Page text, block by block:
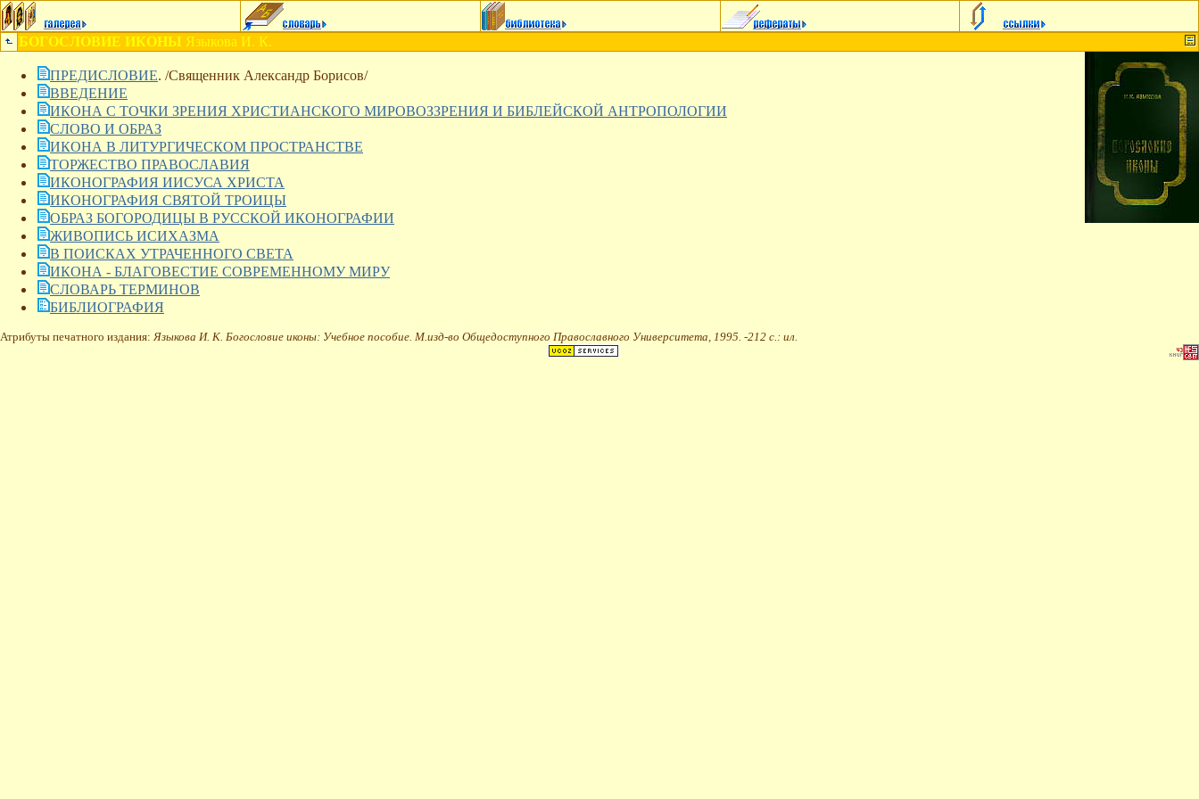
БОГОСЛОВИЕ ИКОНЫ Языкова И. К.
ПРЕДИСЛОВИЕ. /Cвященник Александр Борисов/
ВВЕДЕНИЕ
ИКОНА С ТОЧКИ ЗРЕНИЯ ХРИСТИАНСКОГО МИРОВОЗЗРЕНИЯ И БИБЛЕЙСКОЙ АНТРОПОЛОГИИ
СЛОВО И ОБРАЗ
ИКОНА В ЛИТУРГИЧЕСКОМ ПРОСТРАНСТВЕ
ТОРЖЕСТВО ПРАВОСЛАВИЯ
ИКОНОГРАФИЯ ИИСУСА ХРИСТА
ИКОНОГРАФИЯ СВЯТОЙ ТРОИЦЫ
ОБРАЗ БОГОРОДИЦЫ В РУССКОЙ ИКОНОГРАФИИ
ЖИВОПИСЬ ИСИХАЗМА
В ПОИСКАХ УТРАЧЕННОГО СВЕТА
ИКОНА - БЛАГОВЕСТИЕ СОВРЕМЕННОМУ МИРУ
СЛОВАРЬ ТЕРМИНОВ
БИБЛИОГРАФИЯ
Атрибуты печатного издания:Языкова И. К. Богословие иконы: Учебное пособие. М.изд-во Общедоступного Православного Университета, 1995. -212 с.: ил.